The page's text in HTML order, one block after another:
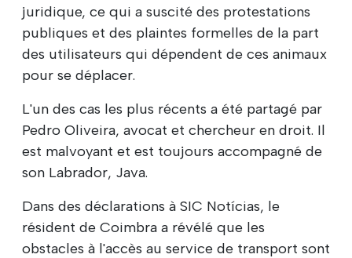
juridique, ce qui a suscité des protestations
publiques et des plaintes formelles de la part
des utilisateurs qui dépendent de ces animaux
pour se déplacer.
L'un des cas les plus récents a été partagé par
Pedro Oliveira, avocat et chercheur en droit. Il
est malvoyant et est toujours accompagné de
son Labrador, Java.
Dans des déclarations à SIC Notícias, le
résident de Coimbra a révélé que les
obstacles à l'accès au service de transport sont